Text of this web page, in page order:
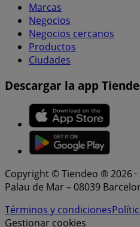
Marcas
Negocios
Negocios cercanos
Productos
Ciudades
Descargar la app
Copyright © Tiendeo ® 2026
Palau de Mar – 08039
Términos y condiciones
Gestionar cookies